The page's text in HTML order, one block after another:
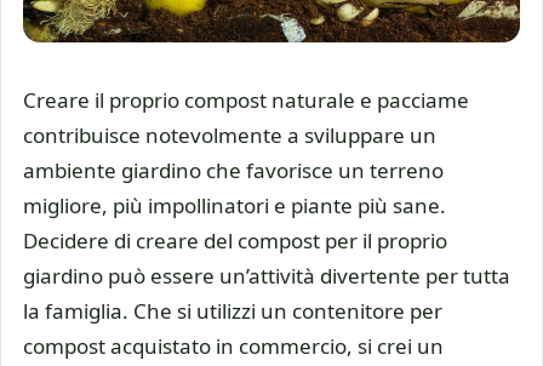
Creare il proprio compost naturale e pacciame
contribuisce notevolmente a sviluppare un
ambiente giardino che favorisce un terreno
migliore, più impollinatori e piante più sane.
Decidere di creare del compost per il proprio
giardino può essere un’attività divertente per tutta
la famiglia. Che si utilizzi un contenitore per
compost acquistato in commercio, si crei un